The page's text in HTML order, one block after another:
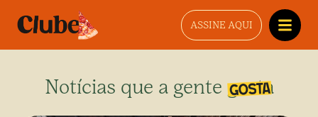
ASSINE AQUI
Notícias que a gente gosta